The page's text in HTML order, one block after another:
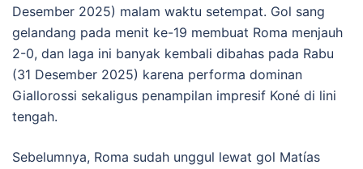
Desember 2025) malam waktu setempat. Gol sang
gelandang pada menit ke-19 membuat Roma menjauh
2-0, dan laga ini banyak kembali dibahas pada Rabu
(31 Desember 2025) karena performa dominan
Giallorossi sekaligus penampilan impresif Koné di lini
tengah.
Sebelumnya, Roma sudah unggul lewat gol Matías